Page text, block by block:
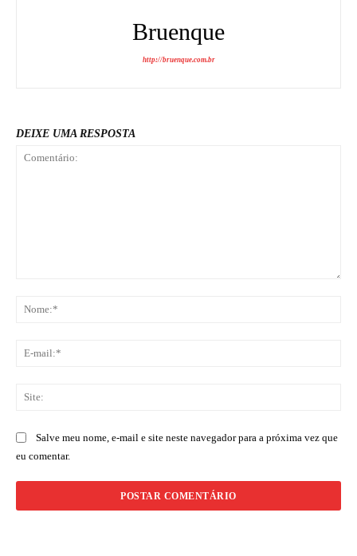
Bruenque
http://bruenque.com.br
DEIXE UMA RESPOSTA
Salve meu nome, e-mail e site neste navegador para a próxima vez que
eu comentar.